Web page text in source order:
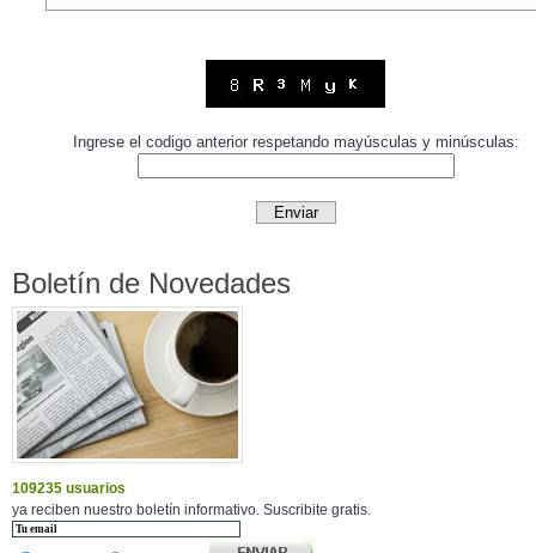
Ingrese el codigo anterior respetando mayúsculas y minúsculas:
Boletín de Novedades
109235 usuarios
ya reciben nuestro boletín informativo. Suscribite gratis.